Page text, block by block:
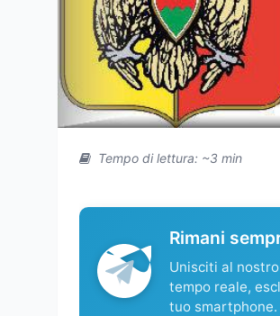
Tempo di lettura: ~3 min
Rimani
Unisciti al
tempo reale,
tuo smartphone.